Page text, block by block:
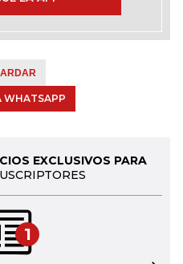
WHATSAPP
EXCLUSIVOS PARA
1